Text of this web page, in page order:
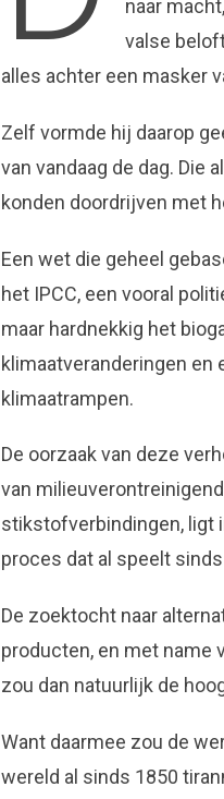
naar
valse
alles achter een masker
Zelf vormde hij daarop
van vandaag de dag. Die
konden doordrijven met
Een wet die geheel
het IPCC, een vooral
maar hardnekkig het
klimaatveranderingen en
klimaatrampen.
De oorzaak van deze
van
stikstofverbindingen, ligt
proces dat al speelt
De zoektocht naar
producten, en met name
zou dan natuurlijk de
Want daarmee zou de
wereld al sinds 1850